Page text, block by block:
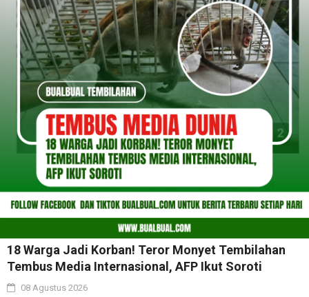
18 Warga Jadi Korban! Teror Monyet Tembilahan
Tembus Media Internasional, AFP Ikut Soroti
08 Agustus 2026